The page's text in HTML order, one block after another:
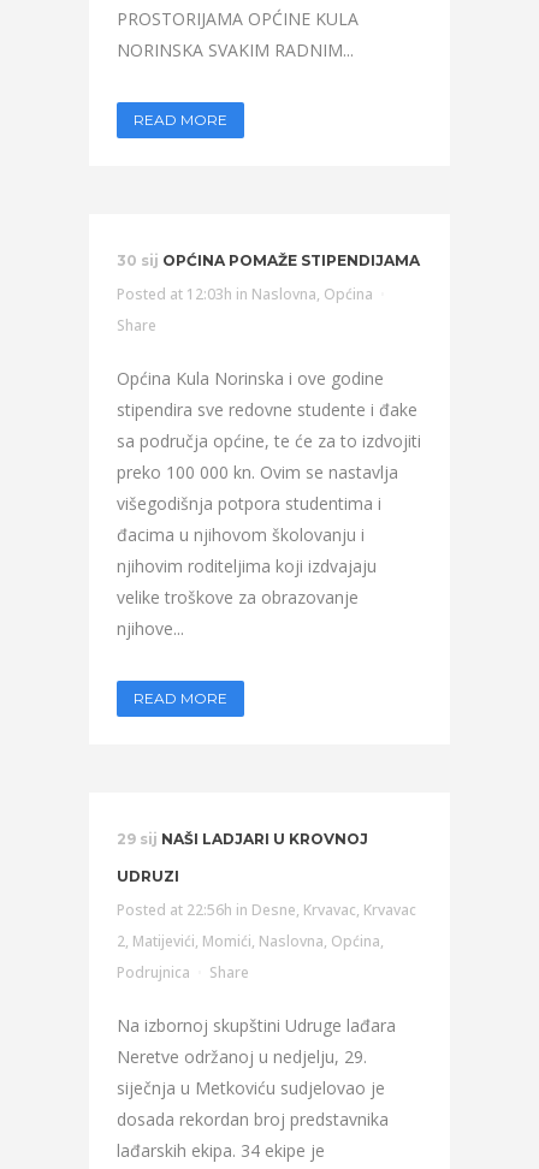
PROSTORIJAMA OPĆINE KULA
NORINSKA SVAKIM RADNIM...
READ MORE
30 sij OPĆINA POMAŽE STIPENDIJAMA
Posted at 12:03h in Naslovna, Općina
Share
Općina Kula Norinska i ove godine
stipendira sve redovne studente i đake
sa područja općine, te će za to izdvojiti
preko 100 000 kn. Ovim se nastavlja
višegodišnja potpora studentima i
đacima u njihovom školovanju i
njihovim roditeljima koji izdvajaju
velike troškove za obrazovanje
njihove...
READ MORE
29 sij NAŠI LADJARI U KROVNOJ
UDRUZI
Posted at 22:56h in Desne, Krvavac, Krvavac
2, Matijevići, Momići, Naslovna, Općina,
Podrujnica
Share
Na izbornoj skupštini Udruge lađara
Neretve održanoj u nedjelju, 29.
siječnja u Metkoviću sudjelovao je
dosada rekordan broj predstavnika
lađarskih ekipa. 34 ekipe je